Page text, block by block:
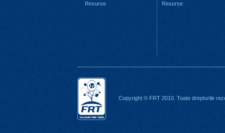
Resurse
Resurse
Copyright © FRT 2010. Toate drepturile